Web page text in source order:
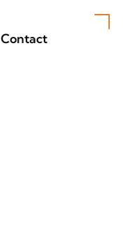
Contact